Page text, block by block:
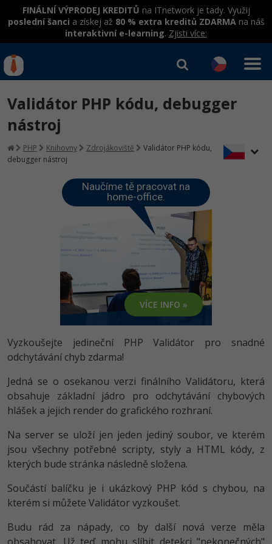
FINÁLNÍ VÝPRODEJ KREDITŮ na ITnetwork je tady. Využij
poslední šanci a získej až 80 % extra kreditů ZDARMAna náš
interaktivní e-learning. Zjisti více:
Rekvalifikace a kurzy
Workshopy zdarma
Umělá inteligence v praxi
Datová analýza v praxi
Školení
Základy programování
Objektové programování - OOP
Umělá inteligence
HTML5, CSS3, Bootstrap, SEO
SQL a databáze
Testování a verzování
UML a návrhové vzory
React
Spring
ASP.NET MVC
Django
Best practices
Školení dle technologií
C# .NET
PHP
JavaScript
Python
HTML / CSS
UML a návrhové vzory
MySQL/MariaDB
MS-SQL
SQLite
Kurzy IT profesí
Junior programátor
Programátor WWW aplikací
Senior programátor
Front-end developer
Vývojář mobilních aplikací
Specialista na AI a bigdata
C# Game developer
Webdesigner
Tester
Grafik / UX/UI návrhář
Projektový manažer
Databázový analytik
Jak začít?
-80%
C#.NET -80%
Python
JavaScript -80%
PHP
-80%
Swift -80%
C -80%
VB.NET
Návrh SW -80%
Přihlásit se |Registrovat
Validátor PHP kódu, debugger
nástroj
PHP Knihovny Zdrojákoviště
Validátor PHP kódu,
debugger nástroj
Naučíme tě pracovat na
home-office.
VÍCE INFO »
Vyzkoušejte jedineční PHP Validátor pro snadné
odchytávání chyb zdarma!
Jedná se o osekanou verzi finálního Validátoru, která
obsahuje základní jádro pro odchytávání chybových
hlášek a jejich render do grafického rozhraní.
Na server se uloží jen jeden jediný soubor, ve kterém
jsou všechny potřebné scripty, styly a HTML kódy, z
kterých bude stránka následně složena.
Součástí balíčku je i ukázkový PHP kód s chybou, na
kterém si můžete Validátor vyzkoušet.
Budu rád za nápady, co by další nová verze měla